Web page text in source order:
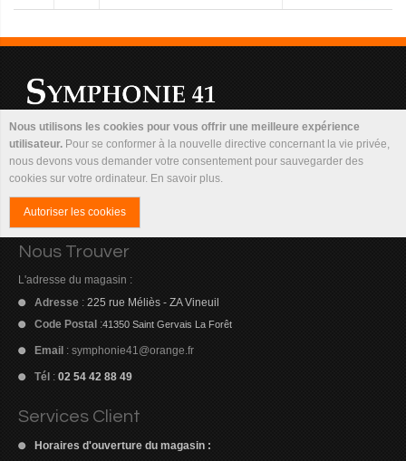
Nous utilisons les cookies pour vous offrir une meilleure expérience
utilisateur. Pour se conformer à la nouvelle directive concernant la vie privée,
nous devons vous demander votre consentement pour sauvegarder des
cookies sur votre ordinateur. En savoir plus.
Autoriser les cookies
Nous Trouver
L'adresse du magasin :
Adresse : 225 rue Méliès - ZA Vineuil
Code Postal :41350 Saint Gervais La Forêt
Email : symphonie41@orange.fr
Tél : 02 54 42 88 49
Services Client
Horaires d'ouverture du magasin :